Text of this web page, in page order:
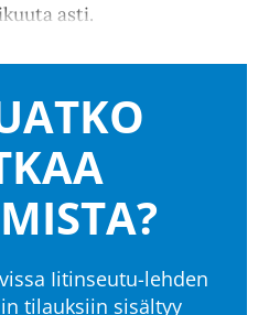
asti.
Iitinseutu-lehden
tilauksiin sisältyy